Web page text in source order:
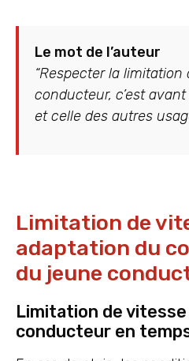
Le mot de l’auteur
“Respecter la
conducteur, c’est
et celle des autres
Limitation de
adaptation du
du jeune
Limitation de
conducteur en